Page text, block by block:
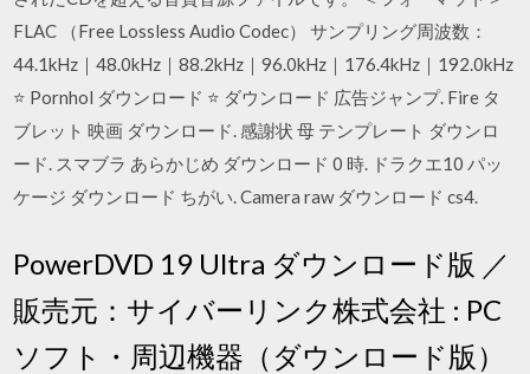
FLAC （Free Lossless Audio Codec） サンプリング周波数：
44.1kHz｜48.0kHz｜88.2kHz｜96.0kHz｜176.4kHz｜192.0kHz
⭐ Pornhol ダウンロード ⭐ ダウンロード 広告ジャンプ. Fire タ
ブレット 映画 ダウンロード. 感謝状 母 テンプレート ダウンロ
ード. スマブラ あらかじめ ダウンロード 0 時. ドラクエ10 パッ
ケージ ダウンロード ちがい. Camera raw ダウンロード cs4.
PowerDVD 19 Ultra ダウンロード版 ／
販売元：サイバーリンク株式会社 : PC
ソフト・周辺機器（ダウンロード版）